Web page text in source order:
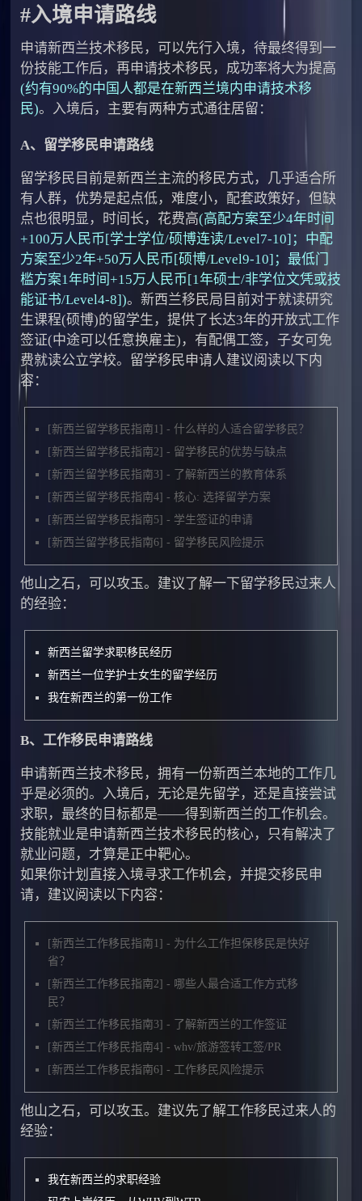
#入境申请路线
申请新西兰技术移民，可以先行入境，待最终得到一
份技能工作后，再申请技术移民，成功率将大为提高
(约有90%的中国人都是在新西兰境内申请技术移
民)。入境后，主要有两种方式通往居留：
A、留学移民申请路线
留学移民目前是新西兰主流的移民方式，几乎适合所
有人群，优势是起点低，难度小，配套政策好，但缺
点也很明显，时间长，花费高(高配方案至少4年时间
+100万人民币[学士学位/硕博连读/Level7-10]；中配
方案至少2年+50万人民币[硕博/Level9-10]；最低门
槛方案1年时间+15万人民币[1年硕士/非学位文凭或技
能证书/Level4-8])。新西兰移民局目前对于就读研究
生课程(硕博)的留学生，提供了长达3年的开放式工作
签证(中途可以任意换雇主)，有配偶工签，子女可免
费就读公立学校。留学移民申请人建议阅读以下内
容：
[新西兰留学移民指南1] - 什么样的人适合留学移民？
[新西兰留学移民指南2] - 留学移民的优势与缺点
[新西兰留学移民指南3] - 了解新西兰的教育体系
[新西兰留学移民指南4] - 核心: 选择留学方案
[新西兰留学移民指南5] - 学生签证的申请
[新西兰留学移民指南6] - 留学移民风险提示
他山之石，可以攻玉。建议了解一下留学移民过来人
的经验：
新西兰留学求职移民经历
新西兰一位学护士女生的留学经历
我在新西兰的第一份工作
B、工作移民申请路线
申请新西兰技术移民，拥有一份新西兰本地的工作几
乎是必须的。入境后，无论是先留学，还是直接尝试
求职，最终的目标都是——得到新西兰的工作机会。
技能就业是申请新西兰技术移民的核心，只有解决了
就业问题，才算是正中靶心。
如果你计划直接入境寻求工作机会，并提交移民申
请，建议阅读以下内容：
[新西兰工作移民指南1] - 为什么工作担保移民是快好
省？
[新西兰工作移民指南2] - 哪些人最合适工作方式移
民？
[新西兰工作移民指南3] - 了解新西兰的工作签证
[新西兰工作移民指南4] - whv/旅游签转工签/PR
[新西兰工作移民指南6] - 工作移民风险提示
他山之石，可以攻玉。建议先了解工作移民过来人的
经验：
我在新西兰的求职经验